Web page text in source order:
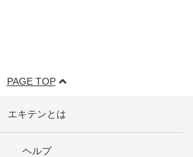
PAGE TOP
エキテンとは
ヘルプ